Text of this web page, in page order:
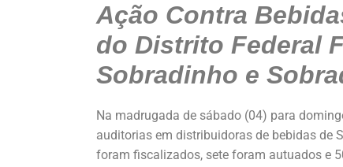
s
A
p
p
e
b
o
o
k
e
dI
n
l
e
Ação Contra
do Distrito Federal
Sobradinho e
Na madrugada de sábado (04) para
auditorias em distribuidoras de bebidas de
foram fiscalizados, sete foram autuados e